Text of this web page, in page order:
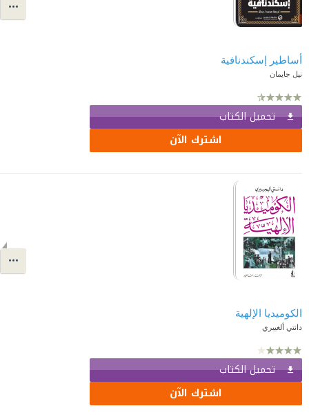
أساطير إسكندنافية
نيل جايمان
تحميل الكتاب
اشترك الآن
الكوميديا الإلهية
دانتي ألغييري
تحميل الكتاب
اشترك الآن